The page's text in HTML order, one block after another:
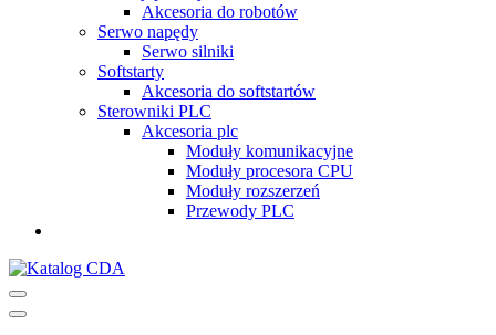
Akcesoria do robotów
Serwo napędy
Serwo silniki
Softstarty
Akcesoria do softstartów
Sterowniki PLC
Akcesoria plc
Moduły komunikacyjne
Moduły procesora CPU
Moduły rozszerzeń
Przewody PLC